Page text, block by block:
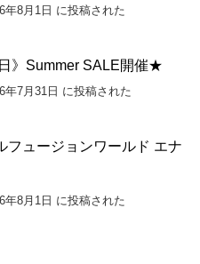
年8月1日 に投稿された
》Summer SALE開催★
年7月31日 に投稿された
ュージョンワールド エナ
年8月1日 に投稿された